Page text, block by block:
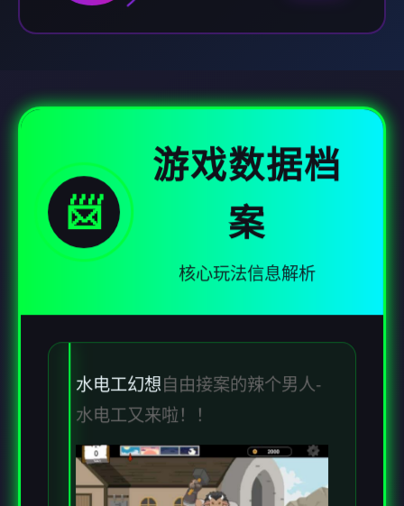
📨
游戏数据档
案
核心玩法信息解析
水电工幻想 自由接案的辣个男人-
水电工又来啦！！